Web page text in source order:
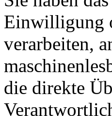
Einwilligung
verarbeiten,
die direkte